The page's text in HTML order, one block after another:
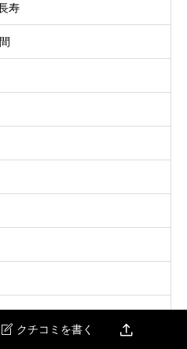
寿
 クチコミを書く 